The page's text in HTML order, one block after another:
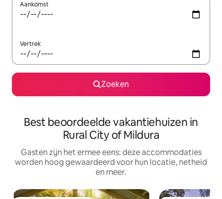
Aankomst
Vertrek
Zoeken
Best beoordeelde vakantiehuizen in
Rural City of Mildura
Gasten zijn het ermee eens: deze accommodaties
worden hoog gewaardeerd voor hun locatie, netheid
en meer.